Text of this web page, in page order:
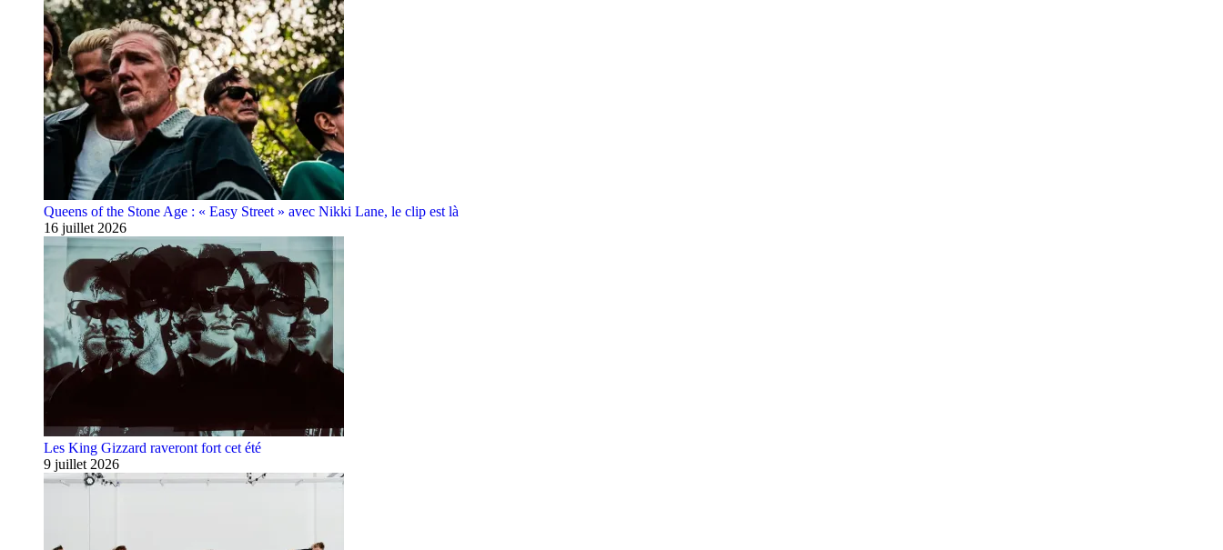
Queens of the Stone Age : « Easy Street » avec Nikki Lane, le clip est là
16 juillet 2026
Les King Gizzard raveront fort cet été
9 juillet 2026